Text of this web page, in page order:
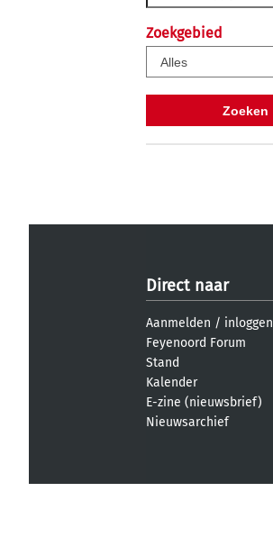
Zoekgebied
Direct naar
Aanmelden / inloggen
Feyenoord Forum
Stand
Kalender
E-zine (nieuwsbrief)
Nieuwsarchief